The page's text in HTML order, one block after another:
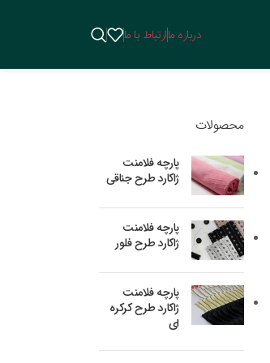
درباره ماارتباط با ما
محصولات
پارچه فلامنت
ژاکارد طرح جناقی
پارچه فلامنت
ژاکارد طرح فلور
پارچه فلامنت
ژاکارد طرح کرکره
ای